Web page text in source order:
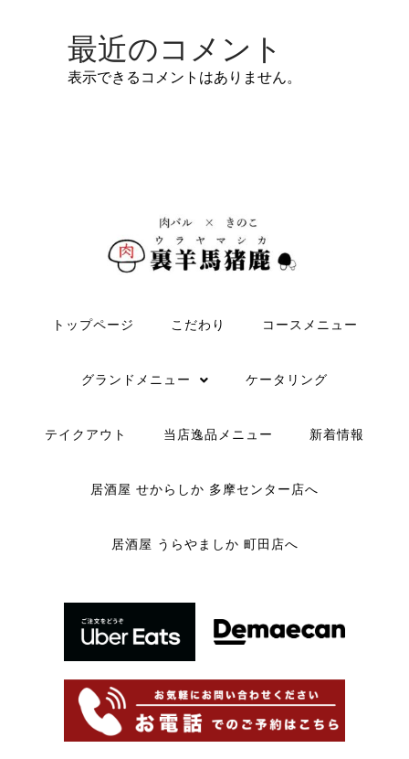
最近のコメント
表示できるコメントはありません。
トップページ こだわり コースメニュー
グランドメニュー ケータリング
テイクアウト 当店逸品メニュー 新着情報
居酒屋 せからしか 多摩センター店へ
居酒屋 うらやましか 町田店へ